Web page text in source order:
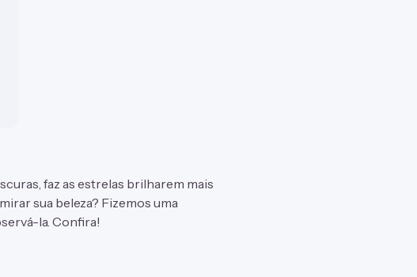
faz as estrelas brilharem mais
sua beleza? Fizemos uma
la. Confira!